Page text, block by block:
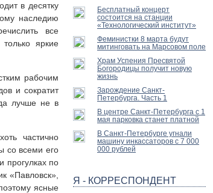
в десятку
наследию
все
яркие
рабочим
и сократит
лучше не в
частично
со всеми его
прогулках по
«Павловск»,
ясные
Бесплатный концерт
состоится на станции
«Технологический институт»
Феминистки 8 марта будут
митинговать на Марсовом поле
Храм Успения Пресвятой
Богородицы получит новую
жизнь
Зарождение Санкт-
Петербурга. Часть 1
В центре Санкт-Петербурга с 1
мая парковка станет платной
В Санкт-Петербурге угнали
машину инкассаторов с 7 000
000 рублей
Я - КОРРЕСПОНДЕНТ